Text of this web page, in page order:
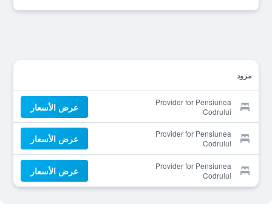
مزود
Provider for Pensiunea
Codrului
عرض الأسعار
Provider for Pensiunea
Codrului
عرض الأسعار
Provider for Pensiunea
Codrului
عرض الأسعار